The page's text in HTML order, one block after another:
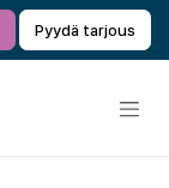
Pyydä tarjous